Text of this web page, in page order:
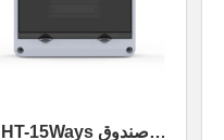
HT-15Ways صندوق